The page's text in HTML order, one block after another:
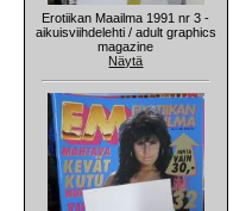
Erotiikan Maailma 1991 nr 3 -
aikuisviihdelehti / adult graphics
magazine
Näytä